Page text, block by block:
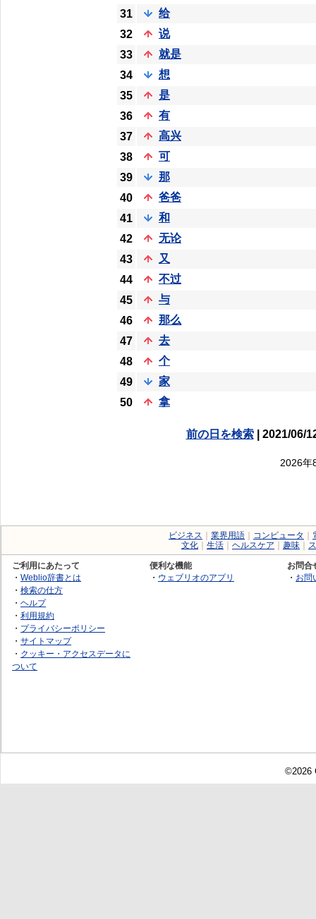
31
给
32
说
33
就是
34
想
35
是
36
有
37
高兴
38
可
39
那
40
爸爸
41
和
42
无论
43
又
44
不过
45
与
46
那么
47
去
48
个
49
家
50
拿
前の日を検索| 2021/06/
2026年
ビジネス 業界用語 コンピュータ
文化
生活 ヘルスケア 趣味
ご利用にあたって
・ Weblio辞書とは
・ 検索の仕方
・ ヘルプ
・ 利用規約
・ プライバシーポリシー
・ サイトマップ
・ クッキー・アクセスデータに
ついて
便利な機能
・ ウェブリオのアプリ
お問合
・ お問
©2026